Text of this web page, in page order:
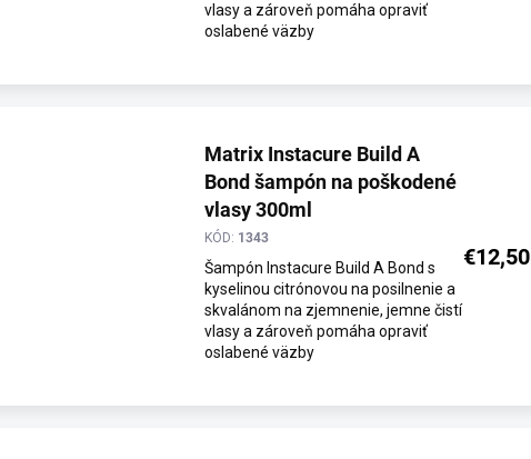
vlasy a zároveň pomáha opraviť
oslabené väzby
Matrix Instacure Build A
Bond šampón na poškodené
vlasy 300ml
KÓD: 1343
Šampón Instacure Build A Bond s
kyselinou citrónovou na posilnenie a
skvalánom na zjemnenie, jemne čistí
vlasy a zároveň pomáha opraviť
oslabené väzby
€12,50